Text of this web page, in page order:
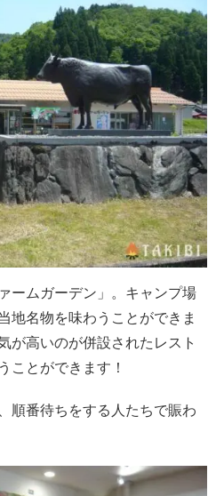
ームガーデン」。キャンプ場
地名物を味わうことができま
が高いのが併設されたレスト
ことができます！
順番待ちをする人たちで賑わ